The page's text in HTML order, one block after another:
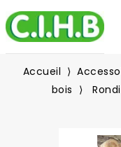
Accueil
bois